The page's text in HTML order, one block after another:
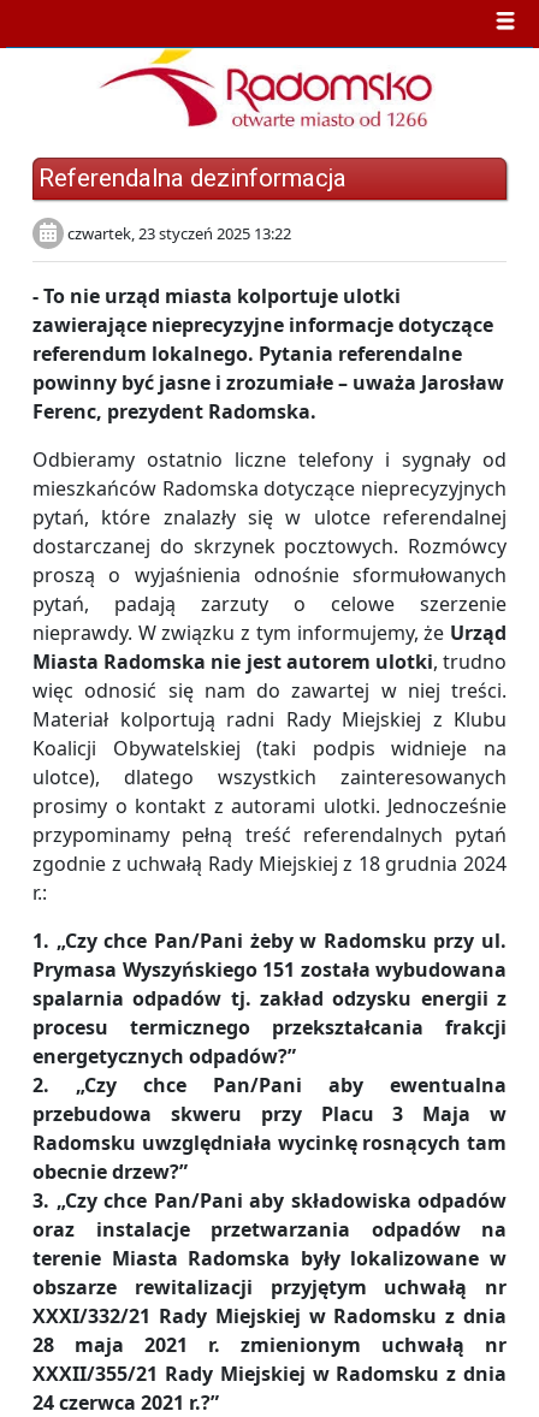
Referendalna dezinformacja
czwartek, 23 styczeń 2025 13:22
- To nie urząd miasta kolportuje ulotki
zawierające nieprecyzyjne informacje dotyczące
referendum lokalnego. Pytania referendalne
powinny być jasne i zrozumiałe – uważa Jarosław
Ferenc, prezydent Radomska.
Odbieramy ostatnio liczne telefony i sygnały od
mieszkańców Radomska dotyczące nieprecyzyjnych
pytań, które znalazły się w ulotce referendalnej
dostarczanej do skrzynek pocztowych. Rozmówcy
proszą o wyjaśnienia odnośnie sformułowanych
pytań, padają zarzuty o celowe szerzenie
nieprawdy. W związku z tym informujemy, że Urząd
Miasta Radomska nie jest autorem ulotki, trudno
więc odnosić się nam do zawartej w niej treści.
Materiał kolportują radni Rady Miejskiej z Klubu
Koalicji Obywatelskiej (taki podpis widnieje na
ulotce), dlatego wszystkich zainteresowanych
prosimy o kontakt z autorami ulotki. Jednocześnie
przypominamy pełną treść referendalnych pytań
zgodnie z uchwałą Rady Miejskiej z 18 grudnia 2024
r.:
1. „Czy chce Pan/Pani żeby w Radomsku przy ul.
Prymasa Wyszyńskiego 151 została wybudowana
spalarnia odpadów tj. zakład odzysku energii z
procesu termicznego przekształcania frakcji
energetycznych odpadów?”
2. „Czy chce Pan/Pani aby ewentualna
przebudowa skweru przy Placu 3 Maja w
Radomsku uwzględniała wycinkę rosnących tam
obecnie drzew?”
3. „Czy chce Pan/Pani aby składowiska odpadów
oraz instalacje przetwarzania odpadów na
terenie Miasta Radomska były lokalizowane w
obszarze rewitalizacji przyjętym uchwałą nr
XXXI/332/21 Rady Miejskiej w Radomsku z dnia
28 maja 2021 r. zmienionym uchwałą nr
XXXII/355/21 Rady Miejskiej w Radomsku z dnia
24 czerwca 2021 r.?”